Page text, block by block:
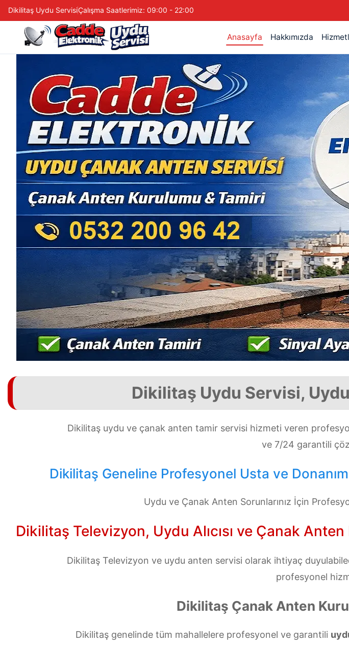
Dikilitaş Uydu ServisiÇalışma Saatlerimiz: 09:00 - 22:00
Anasayfa Hakkımızda
Dikilitaş Uydu Servisi,
Dikilitaş uydu ve çanak anten tamir servisi hizmeti veren
ve 7/24 garantili
Dikilitaş Geneline Profesyonel Usta ve
Uydu ve Çanak Anten Sorunlarınız İçin
Dikilitaş Televizyon, Uydu Alıcısı ve Çanak
Dikilitaş Televizyon ve uydu anten servisi olarak ihtiyaç
profesyonel
Dikilitaş Çanak Anten
Dikilitaş genelinde tüm mahallelere profesyonel ve garantili